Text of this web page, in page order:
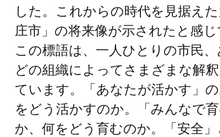
した。これからの時代を見据え
庄市」の将来像が示されたと感
この標語は、一人ひとりの市民
どの組織によってさまざまな解
ています。「あなたが活かす」
をどう活かすのか。「みんなで
か、何をどう育むのか。「安全